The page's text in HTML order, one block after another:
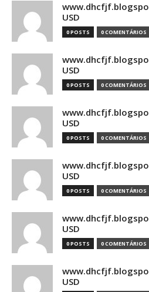
USD
0 POSTS 0 COMENTÁRIOS
USD
0 POSTS 0 COMENTÁRIOS
USD
0 POSTS 0 COMENTÁRIOS
USD
0 POSTS 0 COMENTÁRIOS
USD
0 POSTS 0 COMENTÁRIOS
USD